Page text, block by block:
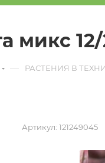
микс
— РАСТЕНИЯ В
Артикул: 121249045